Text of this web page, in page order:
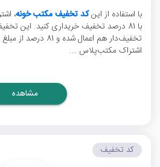
با استفاده از اینکد تخفیف مکتب خونه،
با 81 درصد تخفیف خریداری کنید. این
تخفیف‌دار هم اعمال
اشتراک مکتب‌پلاس ...
مشاهده
کد تخفیف